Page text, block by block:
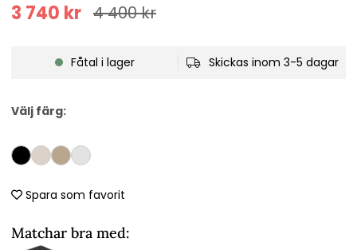
4 400kr
3 740 kr
Fåtal i lager Skickas inom 3-5 dagar
Välj färg:
Spara som favorit
Matchar bra med: